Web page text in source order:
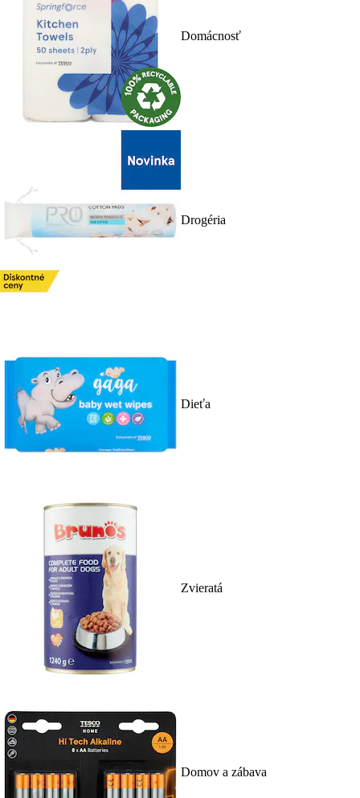
Domácnosť
Drogéria
Dieťa
Zvieratá
Domov a zábava